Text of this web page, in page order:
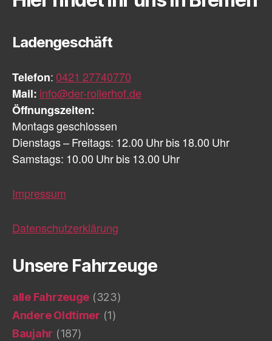
Ladengeschäft
Telefon: 0421 27740770
Mail: info@der-rollerhof.de
Öffnungszeiten:
Montags geschlossen
Dienstags – Freitags: 12.00 Uhr bis 18.00 Uhr
Samstags: 10.00 Uhr bis 13.00 Uhr
Impressum
Datenschutzerklärung
Unsere Fahrzeuge
alle Fahrzeuge (323)
Andere Oldtimer (1)
Baujahr (187)